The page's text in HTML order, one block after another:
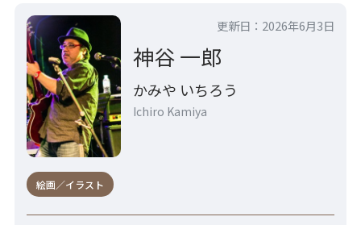
更新日：2026年6月3日
神谷 一郎
かみや いちろう
Ichiro Kamiya
絵画／イラスト